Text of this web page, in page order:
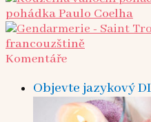
pohádka Paulo Coelha
francouzštině
Komentáře
Objevte jazykový